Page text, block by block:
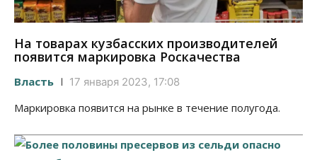
На товарах кузбасских производителей
появится маркировка Роскачества
Власть 17 января 2023, 17:08
Маркировка появится на рынке в течение полугода.